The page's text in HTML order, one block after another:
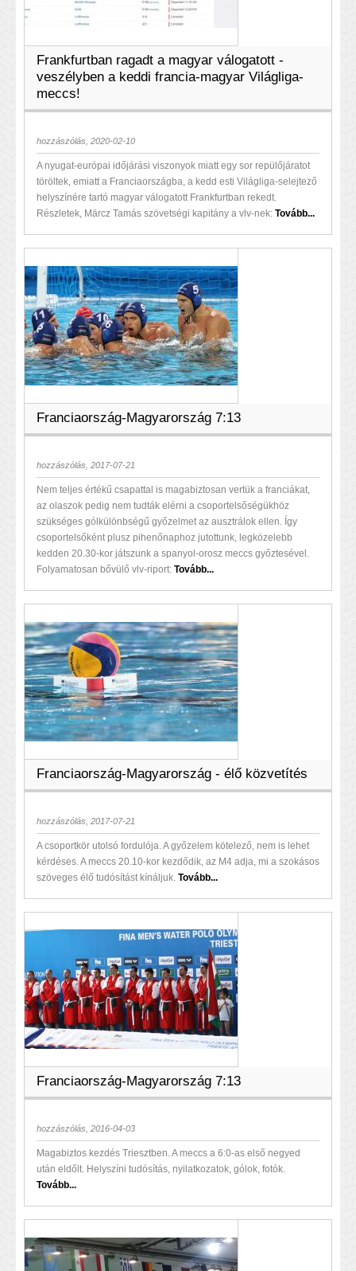
Frankfurtban ragadt a magyar válogatott -
veszélyben a keddi francia-magyar Világliga-
meccs!
hozzászólás, 2020-02-10
A nyugat-európai időjárási viszonyok miatt egy sor repülőjáratot
töröltek, emiatt a Franciaországba, a kedd esti Világliga-selejtező
helyszínére tartó magyar válogatott Frankfurtban rekedt.
Részletek, Märcz Tamás szövetségi kapitány a vlv-nek: Tovább...
Franciaország-Magyarország 7:13
hozzászólás, 2017-07-21
Nem teljes értékű csapattal is magabiztosan vertük a franciákat,
az olaszok pedig nem tudták elérni a csoportelsőségükhöz
szükséges gólkülönbségű győzelmet az ausztrálok ellen. Így
csoportelsőként plusz pihenőnaphoz jutottunk, legközelebb
kedden 20.30-kor játszunk a spanyol-orosz meccs győztesével.
Folyamatosan bővülő vlv-riport: Tovább...
Franciaország-Magyarország - élő közvetítés
hozzászólás, 2017-07-21
A csoportkör utolsó fordulója. A győzelem kötelező, nem is lehet
kérdéses. A meccs 20.10-kor kezdődik, az M4 adja, mi a szokásos
szöveges élő tudósítást kínáljuk. Tovább...
Franciaország-Magyarország 7:13
hozzászólás, 2016-04-03
Magabiztos kezdés Triesztben. A meccs a 6:0-as első negyed
után eldőlt. Helyszíni tudósítás, nyilatkozatok, gólok, fotók.
Tovább...